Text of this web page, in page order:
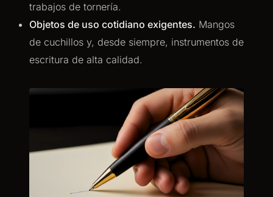
trabajos de tornería.
Objetos de uso cotidiano exigentes. Mangos
de cuchillos y, desde siempre, instrumentos de
escritura de alta calidad.